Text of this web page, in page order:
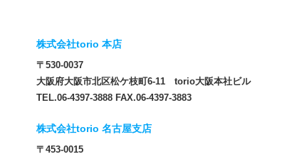
株式会社torio 本店
〒530-0037
大阪府大阪市北区松ケ枝町6-11 torio大阪本社ビル
TEL.06-4397-3888 FAX.06-4397-3883
株式会社torio 名古屋支店
〒453-0015